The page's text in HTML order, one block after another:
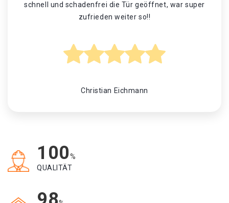
schnell und schadenfrei die Tür geöffnet, war super
zufrieden weiter so!!
Christian Eichmann
100%
QUALITÄT